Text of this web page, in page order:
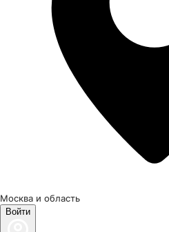
Москва и область
Войти